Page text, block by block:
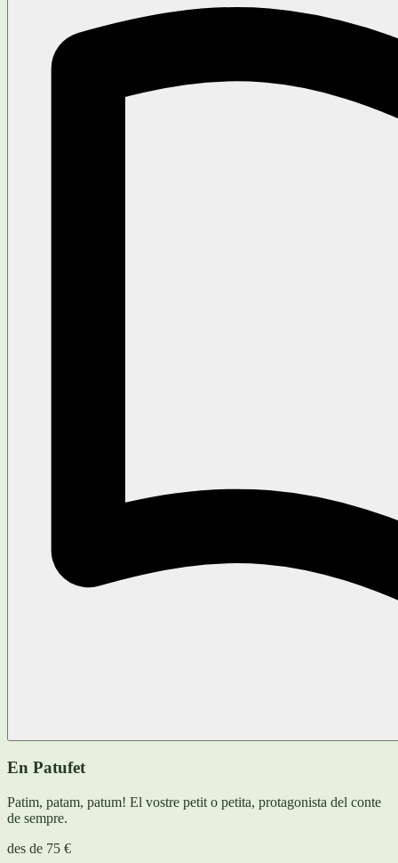
En Patufet
Patim, patam, patum! El vostre petit o petita, protagonista del conte
de sempre.
des de 75 €